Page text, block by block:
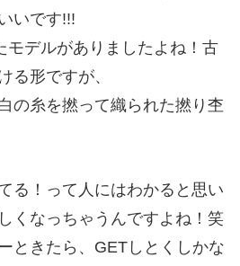
いです!!!
モデルがありましたよね！古
る形ですが、
の糸を撚って織られた撚り杢
る！って人にはわかると思い
くなっちゃうんですよね！笑
ときたら、GETしとくしかな